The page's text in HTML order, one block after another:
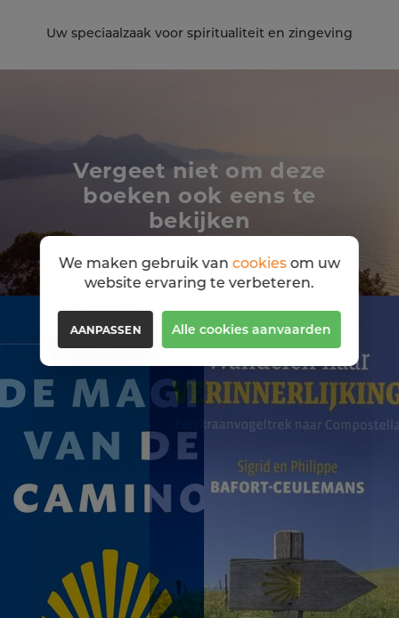
Uw speciaalzaak voor spiritualiteit en zingeving
Vergeet niet om deze
boeken ook eens te
bekijken
We maken gebruik van cookiesom uw
website ervaring te verbeteren.
AANPASSEN Alle cookies aanvaarden